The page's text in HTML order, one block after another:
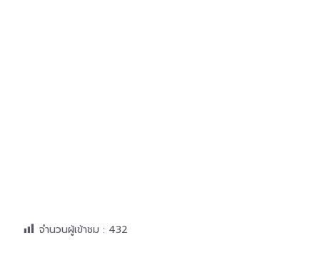
จำนวนผู้เข้าชม : 432